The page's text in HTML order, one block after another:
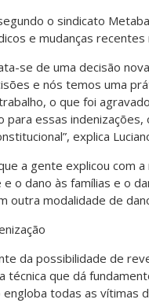
o sindicato
e mudanças recentes
se de uma decisão
e nós temos uma
o que foi
para essas
explica
a gente explicou com
e o dano às famílias e o
outra modalidade de
da possibilidade de
técnica que dá
engloba todas as vítimas